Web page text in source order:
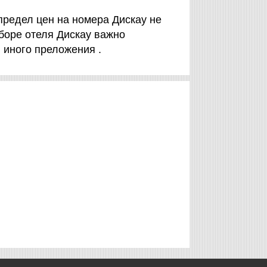
цен на номера Дискау не
отеля Дискау важно
иного преложения .